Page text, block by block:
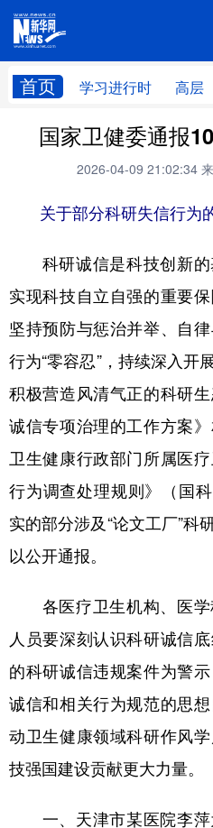
首页 学习进行时 高层
网站
学习进行时 高层
财经
台湾 思客智库
文化 书画
访谈 视频
法律 中央文件
食品 人居
学术中国 乡村振兴
彩票 娱乐
公益
北京 天津
辽宁 吉林
浙江 安徽
河南
国家卫健委通报
2026-04-09 21:02:34
关于部分科研失信行为
科研诚信是科技创新的
实现科技自立自强的重要
坚持预防与惩治并举、自
行为“零容忍”，持续深入开
积极营造风清气正的科研
诚信专项治理的工作方案
卫生健康行政部门所属医
行为调查处理规则》（国
实的部分涉及“论文工厂”科
以公开通报。
各医疗卫生机构、医学
人员要深刻认识科研诚信
的科研诚信违规案件为警
诚信和相关行为规范的思
动卫生健康领域科研作风
技强国建设贡献更大力量。
一、天津市某医院李萍